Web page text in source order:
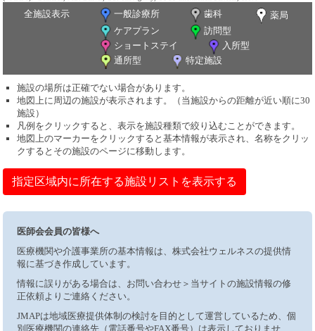
全施設表示 一般診療所 歯科
薬局
ケアプラン
訪問型
ショートステイ
入所型
通所型
特定施設
施設の場所は正確でない場合があります。
地図上に周辺の施設が表示されます。（当施設からの距離が近い順に30
施設）
凡例をクリックすると、表示を施設種類で絞り込むことができます。
地図上のマーカーをクリックすると基本情報が表示され、名称をクリッ
クするとその施設のページに移動します。
指定区域内に所在する施設リストを表示する
医師会会員の皆様へ
医療機関や介護事業所の基本情報は、株式会社ウェルネスの提供情
報に基づき作成しています。
情報に誤りがある場合は、お問い合わせ＞当サイトの施設情報の修
正依頼よりご連絡ください。
JMAPは地域医療提供体制の検討を目的として運営しているため、個
別医療機関の連絡先（電話番号やFAX番号）は表示しておりませ